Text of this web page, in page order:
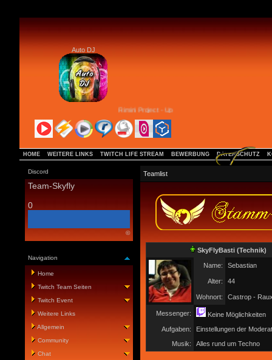
Auto DJ
Rimini Project - Up and Away
HOME WEITERE LINKS TWITCH LIFE STREAM BEWERBUNG DATENSCHUTZ
Discord
Team-Skyfly
0
©
Navigation
Home
Twitch Team Seiten
Twitch Event
Weitere Links
Allgemein
Community
Chat
Teamlist
SkyFlyBasti (Technik)
Name: Sebastian
Alter: 44
Wohnort: Castrop -
Messenger:
Keine Möglichkeiten
Aufgaben:
Einstellungen der
Musik:
Alles rund um Techno